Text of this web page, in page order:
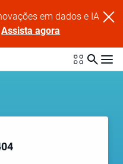
em dados e IA
Assista agora